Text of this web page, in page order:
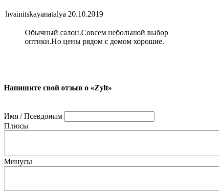
hvainitskayanatalya 20.10.2019
Обычный салон.Совсем небольшой выбор
оптики.Но цены рядом с домом хорошие.
Напишите свой отзыв о «Zylt»
Имя / Псевдоним
Плюсы
Минусы